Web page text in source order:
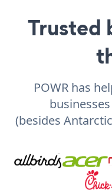
Trusted
POWR has
(besides